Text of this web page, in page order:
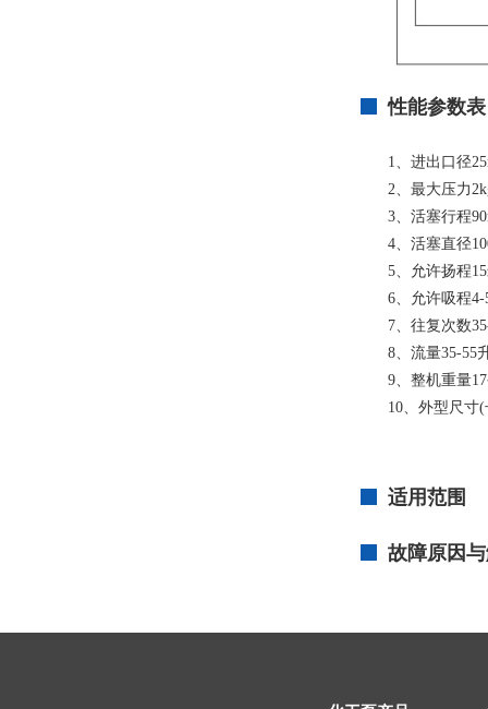
性能参数表
1、进出口径
2、最大压力
3、活塞行程
4、活塞直径
5、允许扬程
6、允许吸程4-
7、往复次数
8、流量35-55
9、整机重量
10、外型尺寸
适用范围
故障原因